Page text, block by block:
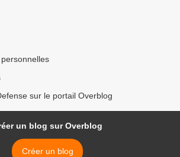
sur le portail Overblog
un blog sur Overblog
Créer un blog